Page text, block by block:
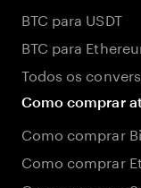
BTC para USDT
BTC para
Todos os
Como comprar
Como comprar
Como comprar